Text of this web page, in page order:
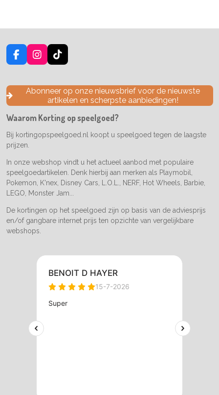
F
a
e
o
k
I
n
t
a
g
a
m
T
i
T
o
k
Abonneer op onze nieuwsbrief voor de nieuwste
artikelen en scherpste aanbiedingen!
Waarom Korting op speelgoed?
Bij kortingopspeelgoed.nl koopt u speelgoed tegen de laagste
prijzen.
In onze webshop vindt u het actueel aanbod met populaire
speelgoedartikelen. Denk hierbij aan merken als Playmobil,
Pokemon, K'nex, Disney Cars, L.O.L., NERF, Hot Wheels, Barbie,
LEGO, Monster Jam...
De kortingen op het speelgoed zijn op basis van de adviesprijs
en/of gangbare internet prijs ten opzichte van vergelijkbare
webshops.